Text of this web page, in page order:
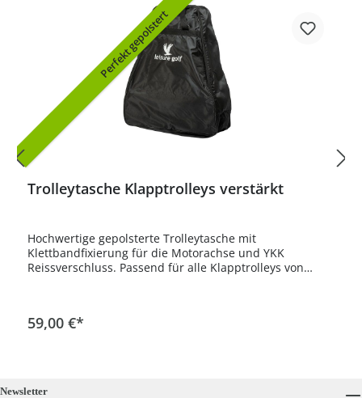
Perfekt gepolstert
Trolleytasche Klapptrolleys verstärkt
Hochwertige gepolsterte Trolleytasche mit
Klettbandfixierung für die Motorachse und YKK
Reissverschluss. Passend für alle Klapptrolleys von
59,00 €*
Newsletter